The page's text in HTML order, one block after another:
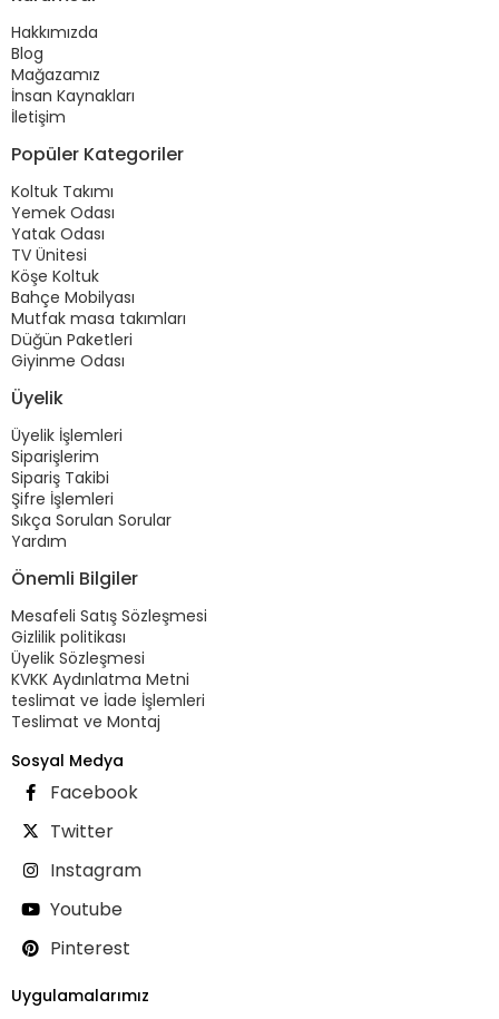
Hakkımızda
Blog
Mağazamız
İnsan Kaynakları
İletişim
Popüler Kategoriler
Koltuk Takımı
Yemek Odası
Yatak Odası
TV Ünitesi
Köşe Koltuk
Bahçe Mobilyası
Mutfak masa takımları
Düğün Paketleri
Giyinme Odası
Üyelik
Üyelik İşlemleri
Siparişlerim
Sipariş Takibi
Şifre İşlemleri
Sıkça Sorulan Sorular
Yardım
Önemli Bilgiler
Mesafeli Satış Sözleşmesi
Gizlilik politikası
Üyelik Sözleşmesi
KVKK Aydınlatma Metni
teslimat ve İade İşlemleri
Teslimat ve Montaj
Sosyal Medya
Facebook
Twitter
Instagram
Youtube
Pinterest
Uygulamalarımız